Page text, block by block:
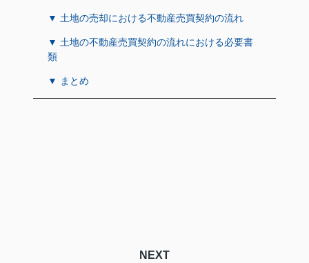
▼ 土地の売却における不動産売買契約の流れ
▼ 土地の不動産売買契約の流れにおける必要書
類
▼ まとめ
NEXT